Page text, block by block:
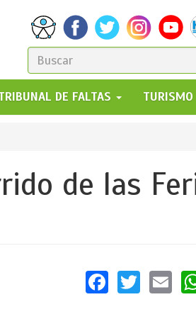
FORMULARIO
DE
BÚSQUEDA
GO!
DE FALTAS TURISMO
de las